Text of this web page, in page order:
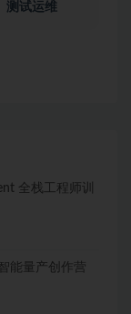
测试运维
全栈工程师训
能量产创作营